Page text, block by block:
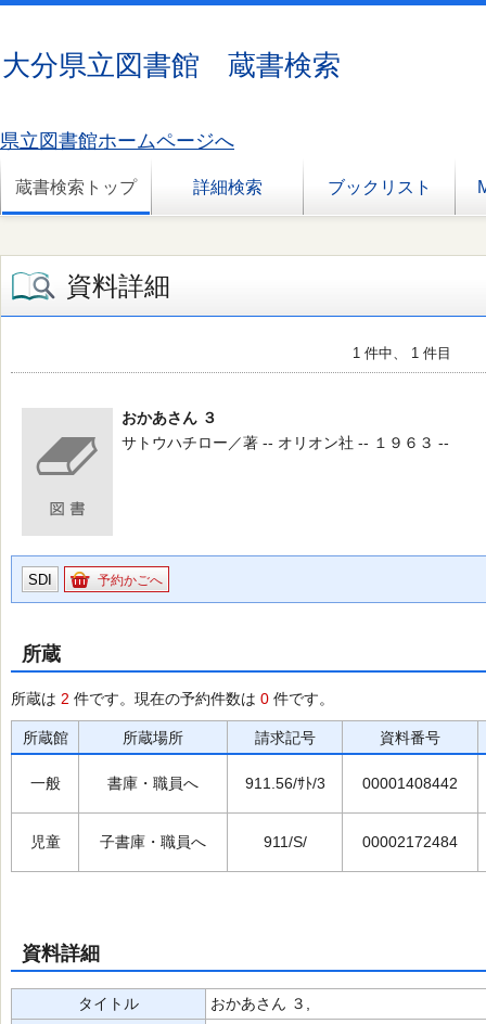
大分県立図書館 蔵書検索
県立図書館ホームページへ
蔵書検索トップ 詳細検索 ブックリスト
資料詳細
1 件中、 1 件目
おかあさん ３
サトウハチロー／著 -- オリオン社 -- １９６３ --
SDI 予約かごへ
所蔵
所蔵は 2 件です。現在の予約件数は 0 件です。
所蔵館 所蔵場所 請求記号 資料番号
一般 書庫・職員へ 911.56/ｻﾄ/3 00001408442
児童 子書庫・職員へ 911/S/ 00002172484
資料詳細
タイトル
おかあさん ３,